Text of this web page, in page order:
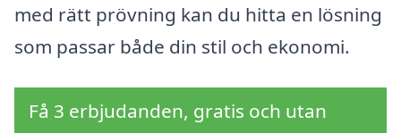
med rätt prövning kan du hitta en lösning
som passar både din stil och ekonomi.
Få 3 erbjudanden, gratis och utan